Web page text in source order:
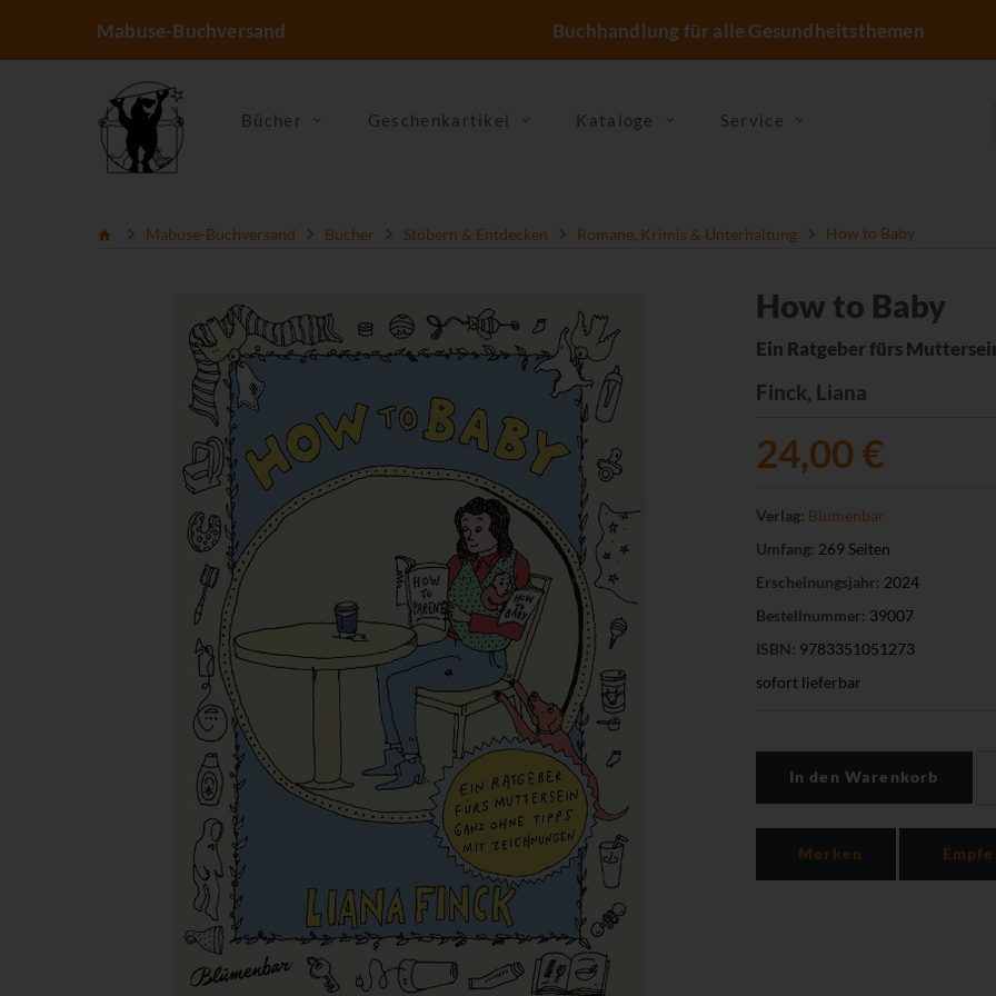
Mabuse-Buchversand Buchhandlung für alle Gesundheitsthemen
Bücher Geschenkartikel Kataloge Service
Mabuse-Buchversand Bücher Stöbern & Entdecken Romane, Krimis & Unterhaltung How to Baby
How to Baby
Ein Ratgeber fürs
Finck, Liana
24,00 €
Verlag: Blumenbar
Umfang: 269 Seiten
Erscheinungsjahr: 2024
Bestellnummer: 39007
ISBN: 9783351051273
sofort lieferbar
In den Warenkorb
Merken